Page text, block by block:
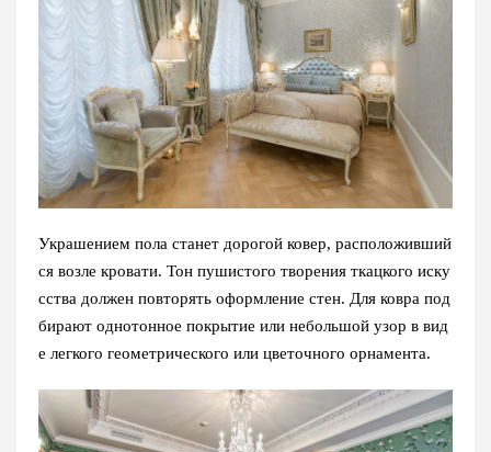
Украшением пола станет дорогой ковер, расположивший
ся возле кровати. Тон пушистого творения ткацкого иску
сства должен повторять оформление стен. Для ковра под
бирают однотонное покрытие или небольшой узор в вид
е легкого геометрического или цветочного орнамента.